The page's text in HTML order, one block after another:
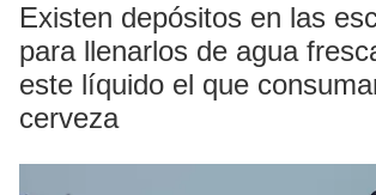
Existen depósitos en las
para llenarlos de agua
este líquido el que
cerveza